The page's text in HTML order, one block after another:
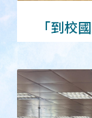
「到校